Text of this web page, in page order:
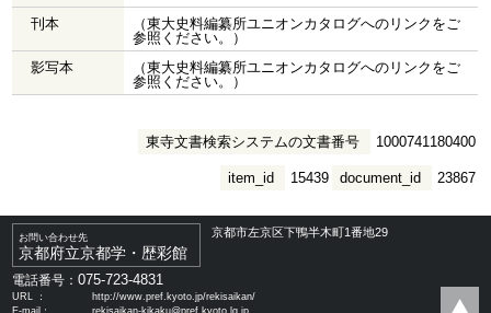
刊本
（東大史料編纂所ユニオンカタログへのリンクをご
参照ください。）
影写本
（東大史料編纂所ユニオンカタログへのリンクをご
参照ください。）
東寺文書検索システムの文書番号 1000741180400
document_id 23867
item_id 15439
お問い合わせ先
京都府立京都学・歴彩館
京都市左京区下鴨半木町1番地29
電話番号：075-723-4831
URL ：
http://www.pref.kyoto.jp/rekisaikan/
E-mail：
rekisaikan-kikaku@pref.kyoto.lg.jp